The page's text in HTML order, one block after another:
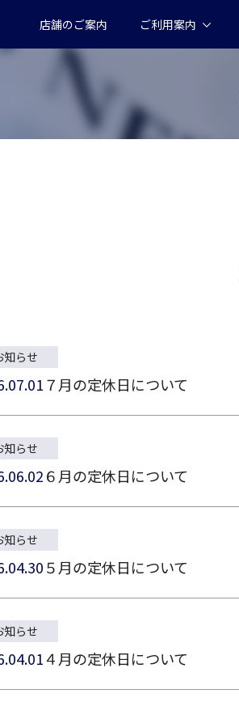
店舗のご案内 ご利用案内
知らせ
７月の定休日について
知らせ
６月の定休日について
知らせ
５月の定休日について
知らせ
４月の定休日について